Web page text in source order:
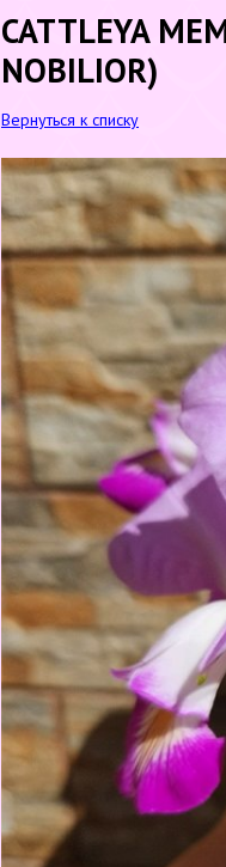
CATTLEYA
NOBILIOR)
Вернуться к списку